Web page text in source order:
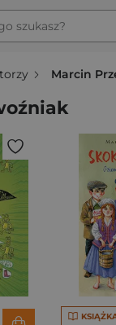
szukasz?
Marcin